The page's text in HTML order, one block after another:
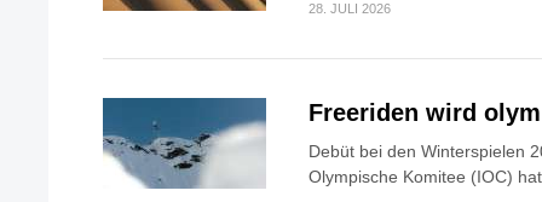
28. JULI 2026
Freeriden wird
Debüt bei den Winterspielen
Olympische Komitee (IOC)